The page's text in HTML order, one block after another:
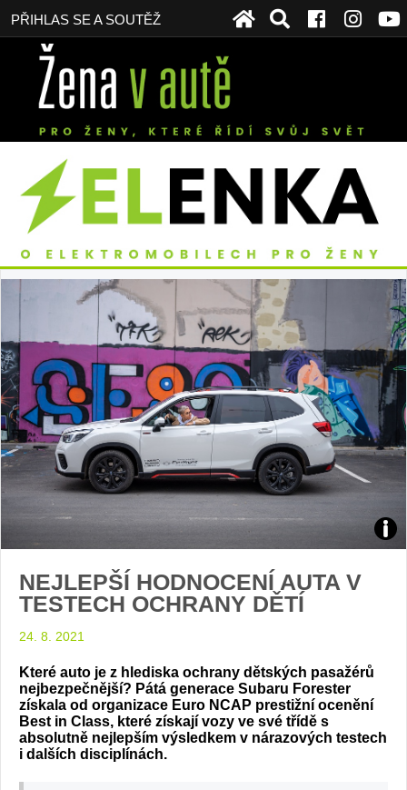
PŘIHLAS SE A SOUTĚŽ
NEJLEPŠÍ HODNOCENÍ AUTA V
TESTECH OCHRANY DĚTÍ
24. 8. 2021
Které auto je z hlediska ochrany dětských pasažérů
nejbezpečnější? Pátá generace Subaru Forester
získala od organizace Euro NCAP prestižní ocenění
Best in Class, které získají vozy ve své třídě s
absolutně nejlepším výsledkem v nárazových testech
i dalších disciplínách.